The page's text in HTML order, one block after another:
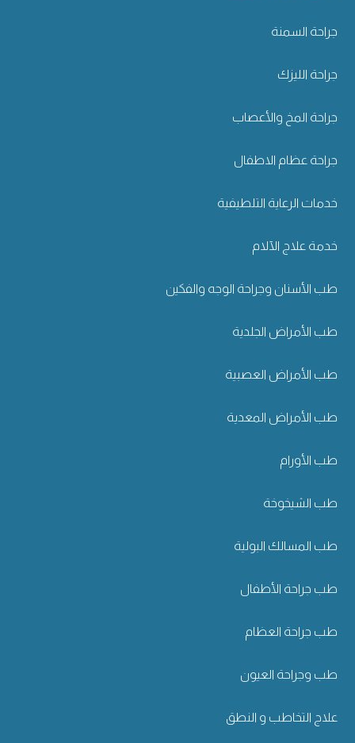
جراحة السمنة
جراحة الليزك
جراحة المخ والأعصاب
جراحة عظام الاطفال
خدمات الرعاية التلطيفية
خدمة علاج الآلام
طب الأسنان وجراحة الوجه والفكين
طب الأمراض الجلدية
طب الأمراض العصبية
طب الأمراض المعدية
طب الأورام
طب الشيخوخة
طب المسالك البولية
طب جراحة الأطفال
طب جراحة العظام
طب وجراحة العيون
علاج التخاطب و النطق